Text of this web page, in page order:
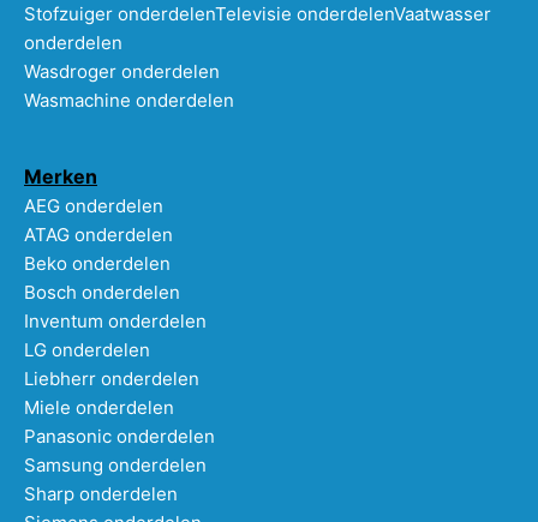
Stofzuiger onderdelenTelevisie onderdelenVaatwasser
onderdelen
Wasdroger onderdelen
Wasmachine onderdelen
Merken
AEG onderdelen
ATAG onderdelen
Beko onderdelen
Bosch onderdelen
Inventum onderdelen
LG onderdelen
Liebherr onderdelen
Miele onderdelen
Panasonic onderdelen
Samsung onderdelen
Sharp onderdelen